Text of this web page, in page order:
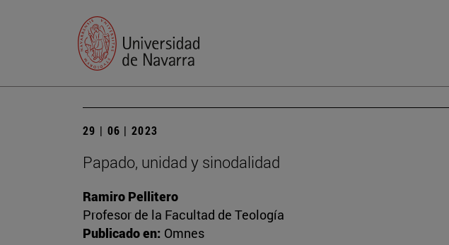
29 | 06 | 2023
Papado, unidad y sinodalidad
Ramiro Pellitero
Profesor de la Facultad de Teología
Publicado en: Omnes